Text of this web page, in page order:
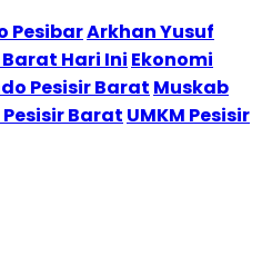
PesibarArkhan Yusuf
Hari Ini Ekonomi
Pesisir Barat Muskab
Barat UMKM Pesisir